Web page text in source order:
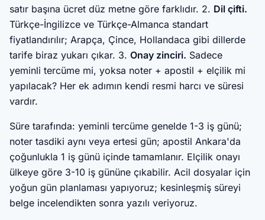
satır başına ücret düz metne göre farklıdır. 2. Dil çifti.
Türkçe-İngilizce ve Türkçe-Almanca standart
fiyatlandırılır; Arapça, Çince, Hollandaca gibi dillerde
tarife biraz yukarı çıkar. 3. Onay zinciri. Sadece
yeminli tercüme mi, yoksa noter + apostil + elçilik mi
yapılacak? Her ek adımın kendi resmi harcı ve süresi
vardır.
Süre tarafında: yeminli tercüme genelde 1-3 iş günü;
noter tasdiki aynı veya ertesi gün; apostil Ankara'da
çoğunlukla 1 iş günü içinde tamamlanır. Elçilik onayı
ülkeye göre 3-10 iş gününe çıkabilir. Acil dosyalar için
yoğun gün planlaması yapıyoruz; kesinleşmiş süreyi
belge incelendikten sonra yazılı veriyoruz.